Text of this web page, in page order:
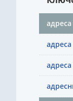
адреса